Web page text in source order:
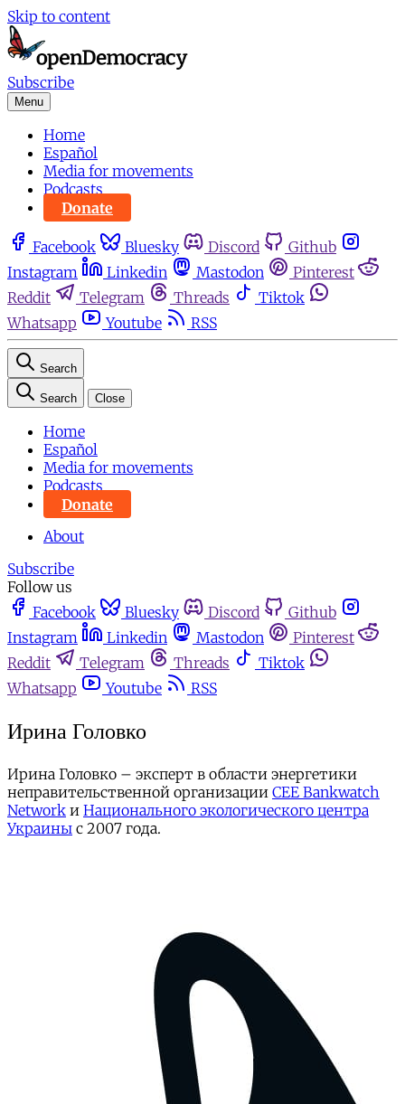
Skip to content
Subscribe
Menu
Home
Español
Media for movements
Podcasts
Donate
Facebook Bluesky Discord
Github
Instagram
Linkedin Mastodon
Pinterest
Reddit
Telegram Threads
Tiktok
Whatsapp
Youtube RSS
Search
Search Close
Home
Español
Media for movements
Podcasts
Donate
About
Subscribe
Follow us
Facebook
Bluesky Discord
Github
Instagram
Linkedin Mastodon
Pinterest
Reddit
Telegram Threads
Tiktok
Whatsapp
Youtube RSS
Ирина Головко
Ирина Головко – эксперт в области энергетики
неправительственной организации CEE Bankwatch
Network и Национального экологического центра
Украины с 2007 года.